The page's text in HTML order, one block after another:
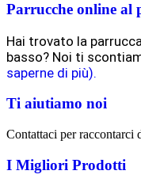
Parrucche online al
Hai trovato la
basso? Noi ti
saperne di più).
Ti aiutiamo noi
Contattaci per raccontarci
I Migliori Prodotti